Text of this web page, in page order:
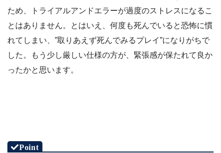
ため、トライアルアンドエラーが過度のストレスになるこ
とはありません。とはいえ、何度も死んでいると恐怖に慣
れてしまい、”取りあえず死んでみるプレイ”になりがちで
した。もう少し厳しい仕様の方が、緊張感が保たれて良か
ったかと思います。